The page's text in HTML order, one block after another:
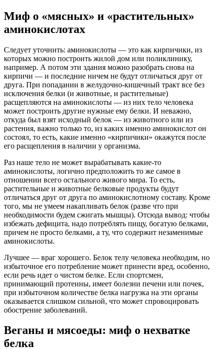
Миф о «мясных» и «растительных»
аминокислотах
Следует уточнить: аминокислоты — это как кирпичики, из
которых можно построить жилой дом или поликлинику,
например. А потом эти здания можно разобрать снова на
кирпичи — и последние ничем не будут отличаться друг от
друга. При попадании в желудочно-кишечный тракт все без
исключения белки (и животные, и растительные)
расщепляются на аминокислоты — из них тело человека
может построить другие нужные ему белки. И неважно,
откуда был взят исходный белок — из животного или из
растения, важно только то, из каких именно аминокислот он
состоял, то есть, какие именно «кирпичики» окажутся после
его расщепления в наличии у организма.
Раз наше тело не может вырабатывать какие-то
аминокислоты, логично предположить то же самое в
отношении всего остального живого мира. То есть,
растительные и животные белковые продукты будут
отличаться друг от друга по аминокислотному составу. Кроме
того, мы не умеем накапливать белок (разве что при
необходимости будем сжигать мышцы). Отсюда вывод: чтобы
избежать дефицита, надо потреблять пищу, богатую белками,
причем не просто белками, а ту, что содержит незаменимые
аминокислоты.
Лучшее — враг хорошего. Белок телу человека необходим, но
избыточное его потребление может принести вред, особенно,
если речь идет о чистом белке. Если спортсмен,
принимающий протеины, имеет болезни печени или почек,
при избыточном количестве белка нагрузка на эти органы
оказывается слишком сильной, что может спровоцировать
обострение заболеваний.
Веганы и мясоеды: миф о нехватке
белка